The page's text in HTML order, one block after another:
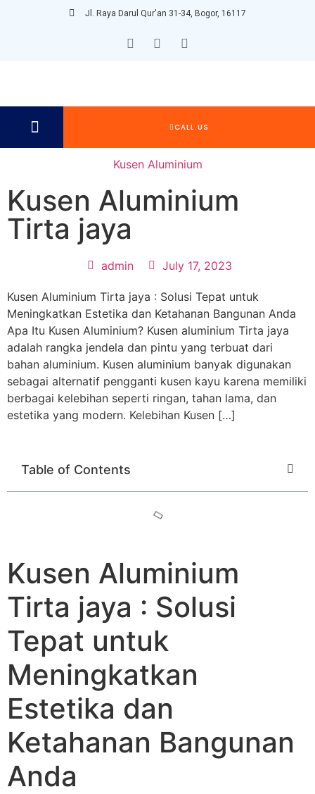
Jl. Raya Darul Qur'an 31-34, Bogor, 16117
CALL US
Kusen Aluminium
Kusen Aluminium
Tirta jaya
admin July 17, 2023
Kusen Aluminium Tirta jaya : Solusi Tepat untuk
Meningkatkan Estetika dan Ketahanan Bangunan Anda
Apa Itu Kusen Aluminium? Kusen aluminium Tirta jaya
adalah rangka jendela dan pintu yang terbuat dari
bahan aluminium. Kusen aluminium banyak digunakan
sebagai alternatif pengganti kusen kayu karena memiliki
berbagai kelebihan seperti ringan, tahan lama, dan
estetika yang modern. Kelebihan Kusen […]
Table of Contents
Kusen Aluminium
Tirta jaya : Solusi
Tepat untuk
Meningkatkan
Estetika dan
Ketahanan Bangunan
Anda